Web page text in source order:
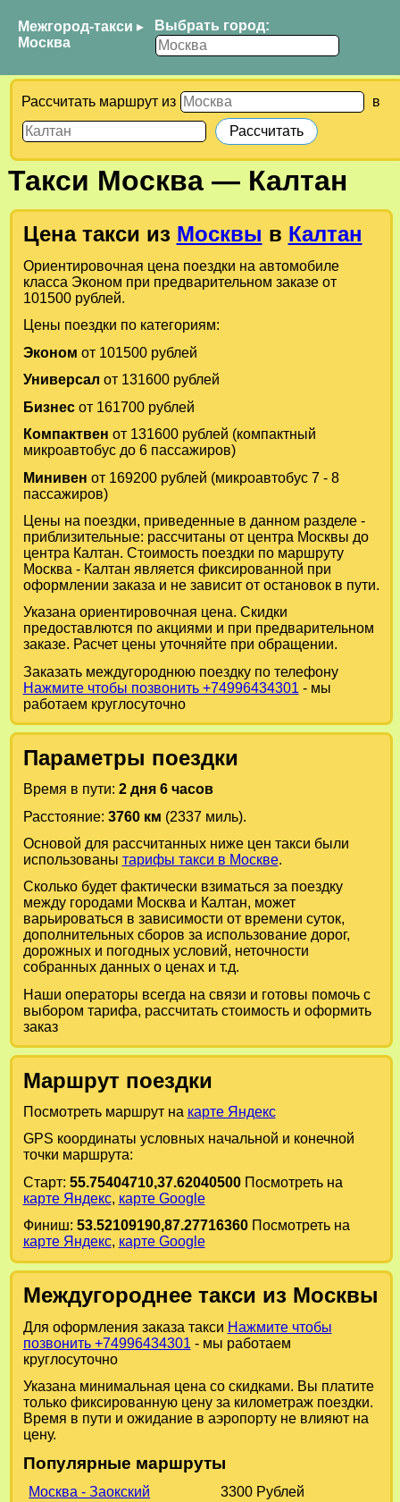
Межгород-такси ▸
Москва
Выбрать город:
Рассчитать маршрут из в
Такси Москва— Калтан
Цена такси из Москвы в Калтан
Ориентировочная цена поездки на автомобиле
класса Эконом при предварительном заказе от
101500 рублей.
Цены поездки по категориям:
Эконом от 101500 рублей
Универсал от 131600 рублей
Бизнесот 161700 рублей
Компактвен от 131600 рублей (компактный
микроавтобус до 6 пассажиров)
Минивен от 169200 рублей (микроавтобус 7 - 8
пассажиров)
Цены на поездки, приведенные в данном разделе -
приблизительные: рассчитаны от центра Москвы до
центра Калтан. Стоимость поездки по маршруту
Москва - Калтан является фиксированной при
оформлении заказа и не зависит от остановок в пути.
Указана ориентировочная цена. Скидки
предоставлются по акциями и при предварительном
заказе. Расчет цены уточняйте при обращении.
Заказать междугороднюю поездку по телефону
Нажмите чтобы позвонить +74996434301 - мы
работаем круглосуточно
Параметры поездки
Время в пути: 2 дня 6 часов
Расстояние: 3760 км (2337 миль).
Основой для рассчитанных ниже цен такси были
использованы тарифы такси в Москве.
Сколько будет фактически взиматься за поездку
между городами Москваи Калтан, может
варьироваться в зависимости от времени суток,
дополнительных сборов за использование дорог,
дорожных и погодных условий, неточности
собранных данных о ценах и т.д.
Наши операторы всегда на связи и готовы помочь с
выбором тарифа, рассчитать стоимость и оформить
заказ
Маршрут поездки
Посмотреть маршрут на карте Яндекс
GPS координаты условных начальной и конечной
точки маршрута:
Старт: 55.75404710,37.62040500Посмотреть на
карте Яндекс, карте Google
Финиш: 53.52109190,87.27716360Посмотреть на
карте Яндекс, карте Google
Междугороднее такси из Москвы
Для оформления заказа такси Нажмите чтобы
позвонить +74996434301 - мы работаем
круглосуточно
Указана минимальная цена со скидками. Вы платите
только фиксированную цену за километраж поездки.
Время в пути и ожидание в аэропорту не влияют на
цену.
Популярные маршруты
Москва - Заокский
3300 Рублей